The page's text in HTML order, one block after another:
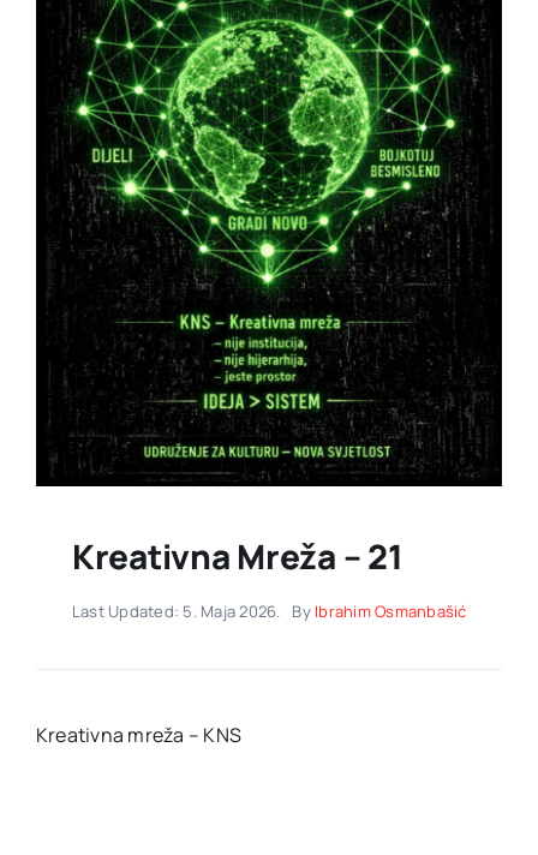
Kreativna Mreža – 21
Last Updated: 5. Maja 2026. By Ibrahim Osmanbašić
Kreativna mreža – KNS